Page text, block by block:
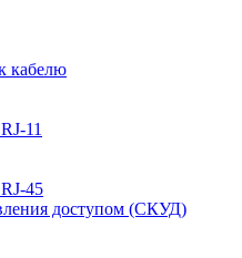
кабелю
11
45
доступом (СКУД)